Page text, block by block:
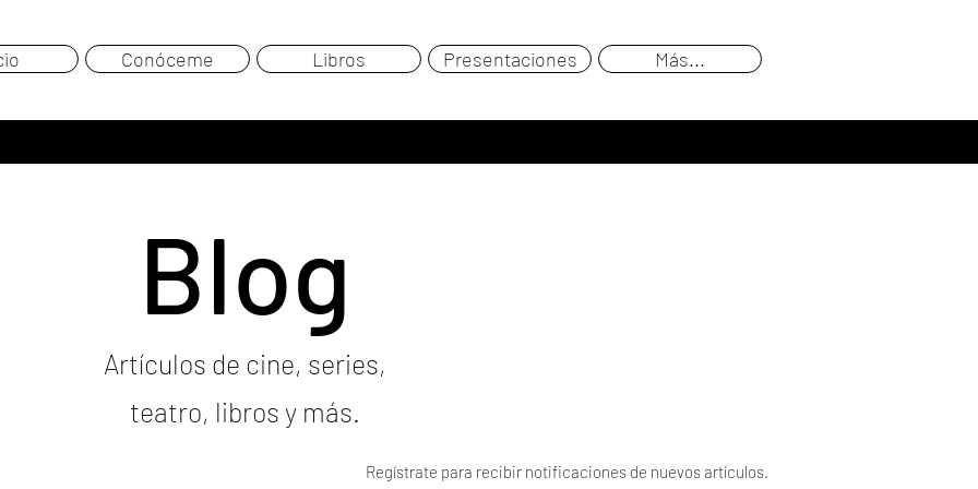
Conóceme Libros Presentaciones Más...
Blog
Artículos de cine, series,
teatro, libros y más.
Regístrate para recibir notificaciones de nuevos artículos.